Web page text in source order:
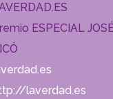
ESPECIAL
laverdad.es